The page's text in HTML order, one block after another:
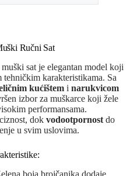
Ručni Sat
muški sat je elegantan model koji
tehničkim karakteristikama. Sa
kućištem i narukvicom
izbor za muškarce koji žele
performansama.
dok vodootpornost do
u svim uslovima.
boja brojčanika dodaje